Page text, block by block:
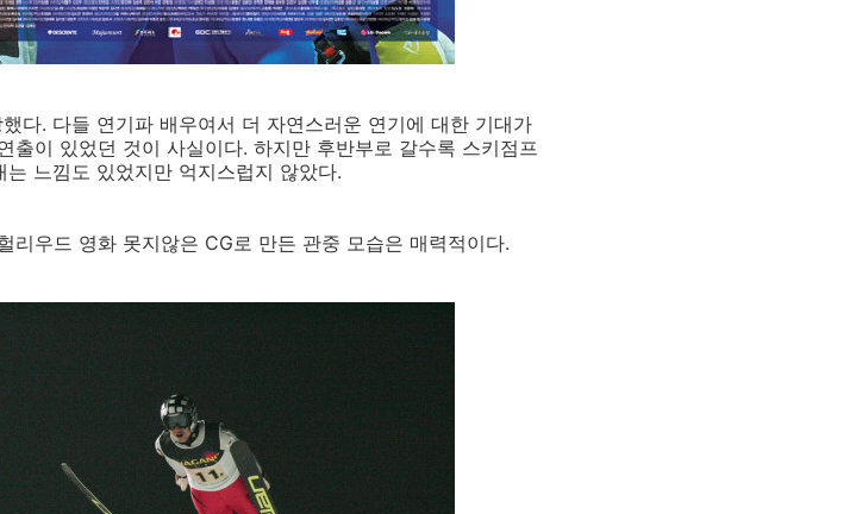
다. 다들 연기파 배우여서 더 자연스러운 연기에 대한 기대가
이 있었던 것이 사실이다. 하지만 후반부로 갈수록 스키점프
느낌도 있었지만 억지스럽지 않았다.
우드 영화 못지않은 CG로 만든 관중 모습은 매력적이다.